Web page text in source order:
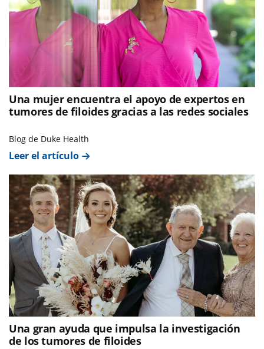
Una mujer encuentra el apoyo de expertos en
tumores de filoides gracias a las redes sociales
Blog de Duke Health
Leer el artículo
Una gran ayuda que impulsa la investigación
de los tumores de filoides